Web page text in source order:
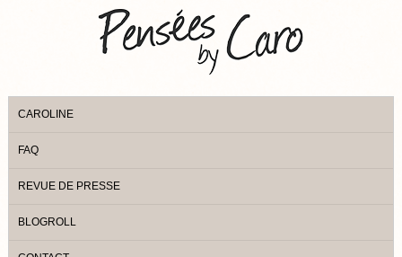
CAROLINE
FAQ
REVUE DE PRESSE
BLOGROLL